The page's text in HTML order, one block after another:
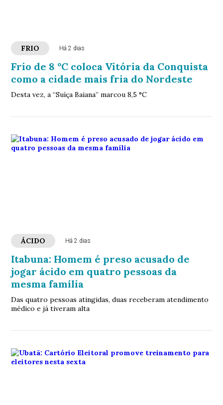
FRIO Há 2 dias
Frio de 8 °C coloca Vitória da Conquista
como a cidade mais fria do Nordeste
Desta vez, a “Suíça Baiana” marcou 8,5 °C
ÁCIDO Há 2 dias
Itabuna: Homem é preso acusado de
jogar ácido em quatro pessoas da
mesma família
Das quatro pessoas atingidas, duas receberam atendimento
médico e já tiveram alta